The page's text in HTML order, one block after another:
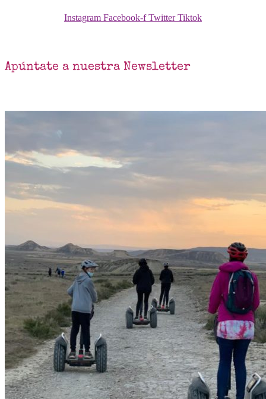
Instagram Facebook-f Twitter Tiktok
Apúntate a nuestra Newsletter